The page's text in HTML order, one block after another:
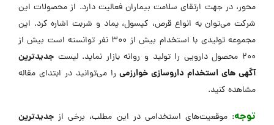
محور، در جهت ارتقای سلامت بیماران فعالیت دارد. از محصولات این
شرکت می‌توان به انواع قرص، کپسول، پماد و شربت اشاره کرد. این
مجموعه تولیدی با استخدام بیش از 300 نفر توانسته است بیش از
200 محصول دارویی را تولید و روانه بازار نماید. لیست
جدیدترین
آگهی های استخدام داروسازی خوارزمیرا می‌توانید در ابتدای مقاله
مشاهده کنید.
توجه: موقعیت‌های استخدامی در این مطلب، برخی از جدیدترین